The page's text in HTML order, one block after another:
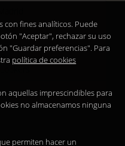
yRestaurante Sandó
con fines analíticos. Puede
"Aceptar", rechazar su uso
"Guardar preferencias". Para
política de cookies
aquellas imprescindibles para
no almacenamos ninguna
permiten hacer un